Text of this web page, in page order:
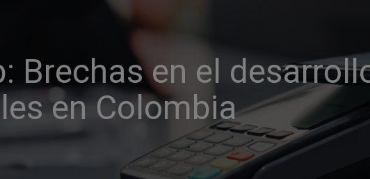
Brechas en el
en Colombia